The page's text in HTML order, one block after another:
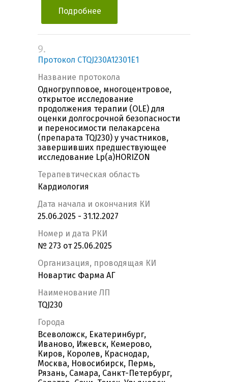
Подробнее
9.
Протокол CTQJ230A12301E1
Название протокола
Одногрупповое, многоцентровое,
открытое исследование
продолжения терапии (OLE) для
оценки долгосрочной безопасности
и переносимости пелакарсена
(препарата TQJ230) у участников,
завершивших предшествующее
исследование Lp(a)HORIZON
Терапевтическая область
Кардиология
Дата начала и окончания КИ
25.06.2025 - 31.12.2027
Номер и дата РКИ
№ 273 от 25.06.2025
Организация, проводящая КИ
Новартис Фарма АГ
Наименование ЛП
TQJ230
Города
Всеволожск, Екатеринбург,
Иваново, Ижевск, Кемерово,
Киров, Королев, Краснодар,
Москва, Новосибирск, Пермь,
Рязань, Самара, Санкт-Петербург,